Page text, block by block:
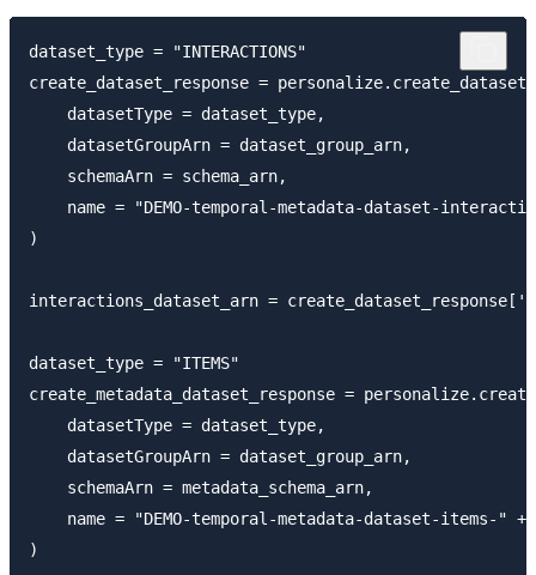
dataset_type = "INTERACTIONS"
create_dataset_response = personalize.create_dataset(
    datasetType = dataset_type,
    datasetGroupArn = dataset_group_arn,
    schemaArn = schema_arn,
name = "DEMO-temporal-metadata-dataset-
)
interactions_dataset_arn =
dataset_type = "ITEMS"
create_metadata_dataset_response =
    datasetType = dataset_type,
    datasetGroupArn = dataset_group_arn,
    schemaArn = metadata_schema_arn,
name = "DEMO-temporal-metadata-dataset-items-" +
)